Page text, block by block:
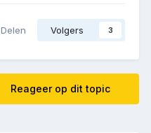
Delen Volgers 3
Reageer op dit topic